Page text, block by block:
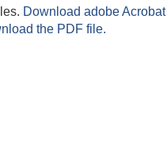
Download adobe Acrobat
the PDF file.